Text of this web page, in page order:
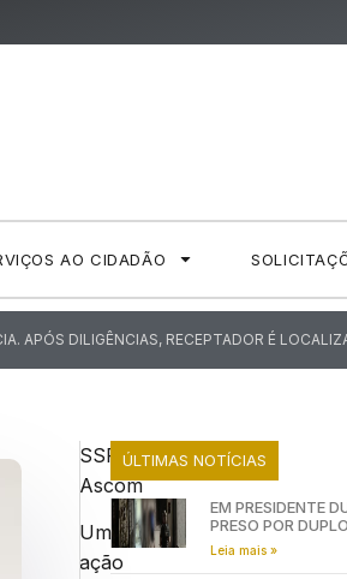
AO CIDADÃO
APÓS DILIGÊNCIAS, RECEPTADOR É
SSP-
Ascom
Uma
ação
ÚLTIMAS NOTÍCIAS
EM PRESIDENTE
PRESO POR
Leia mais »